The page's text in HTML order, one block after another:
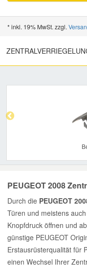
* inkl. 19% MwSt. zzgl.
PEUGEOT 2008
Durch die PEUGEOT
Türen und meistens
Knopfdruck öffnen und
günstige PEUGEOT
Erstausrüsterqualität für
einen Wechsel Ihrer